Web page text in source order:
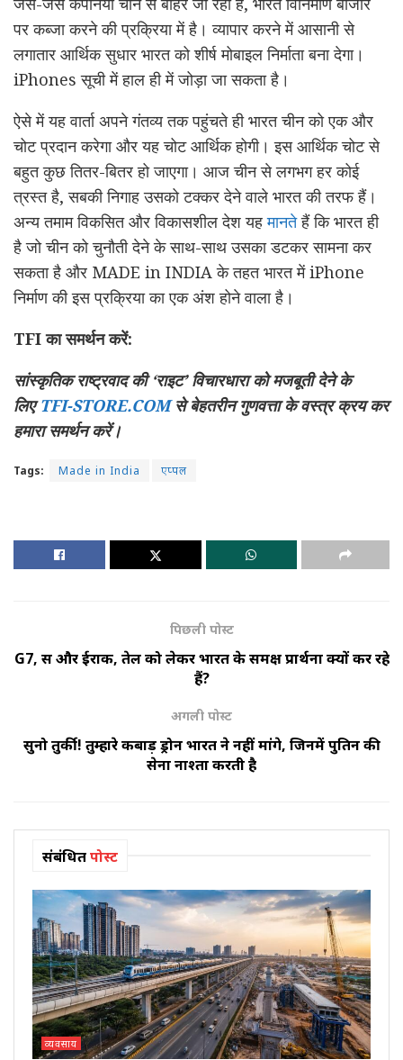
पर कब्जा करने की प्रक्रिया में है। व्यापार करने में आसानी से
लगातार आर्थिक सुधार भारत को शीर्ष मोबाइल निर्माता बना देगा।
iPhones सूची में हाल ही में जोड़ा जा सकता है।
ऐसे में यह वार्ता अपने गंतव्य तक पहुंचते ही भारत चीन को एक और
चोट प्रदान करेगा और यह चोट आर्थिक होगी। इस आर्थिक चोट से
बहुत कुछ तितर-बितर हो जाएगा। आज चीन से लगभग हर कोई
त्रस्त है, सबकी निगाह उसको टक्कर देने वाले भारत की तरफ हैं।
अन्य तमाम विकसित और विकासशील देश यहमानतेहैं कि भारत ही
है जो चीन को चुनौती देने के साथ-साथ उसका डटकर सामना कर
सकता है और MADE in INDIA के तहत भारत में iPhone
निर्माण की इस प्रक्रिया का एक अंश होने वाला है।
TFI का समर्थन करें:
सांस्कृतिक राष्ट्रवाद की ‘राइट’ विचारधारा को मजबूती देने के
लिएTFI-STORE.COMसे बेहतरीन गुणवत्ता के वस्त्र क्रय कर
हमारा समर्थन करें।
Tags: Made in India एप्पल
पिछली पोस्ट
G7, रूस और ईराक, तेल को लेकर भारत के समक्ष प्रार्थना क्यों कर रहे
हैं?
अगली पोस्ट
सुनो तुर्की! तुम्हारे कबाड़ ड्रोन भारत ने नहीं मांगे, जिनमें पुतिन की
सेना नाश्ता करती है
संबंधितपोस्ट
व्यवसाय